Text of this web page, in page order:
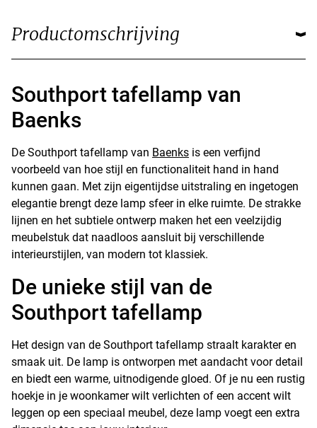
Productomschrijving
Southport tafellamp van
Baenks
De Southport tafellamp van Baenks is een verfijnd
voorbeeld van hoe stijl en functionaliteit hand in hand
kunnen gaan. Met zijn eigentijdse uitstraling en ingetogen
elegantie brengt deze lamp sfeer in elke ruimte. De strakke
lijnen en het subtiele ontwerp maken het een veelzijdig
meubelstuk dat naadloos aansluit bij verschillende
interieurstijlen, van modern tot klassiek.
De unieke stijl van de
Southport tafellamp
Het design van de Southport tafellamp straalt karakter en
smaak uit. De lamp is ontworpen met aandacht voor detail
en biedt een warme, uitnodigende gloed. Of je nu een rustig
hoekje in je woonkamer wilt verlichten of een accent wilt
leggen op een speciaal meubel, deze lamp voegt een extra